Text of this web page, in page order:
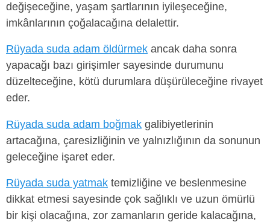
değişeceğine, yaşam şartlarının iyileşeceğine,
imkânlarının çoğalacağına delalettir.
Rüyada suda adam öldürmek ancak daha sonra
yapacağı bazı girişimler sayesinde durumunu
düzelteceğine, kötü durumlara düşürüleceğine rivayet
eder.
Rüyada suda adam boğmak galibiyetlerinin
artacağına, çaresizliğinin ve yalnızlığının da sonunun
geleceğine işaret eder.
Rüyada suda yatmak temizliğine ve beslenmesine
dikkat etmesi sayesinde çok sağlıklı ve uzun ömürlü
bir kişi olacağına, zor zamanların geride kalacağına,